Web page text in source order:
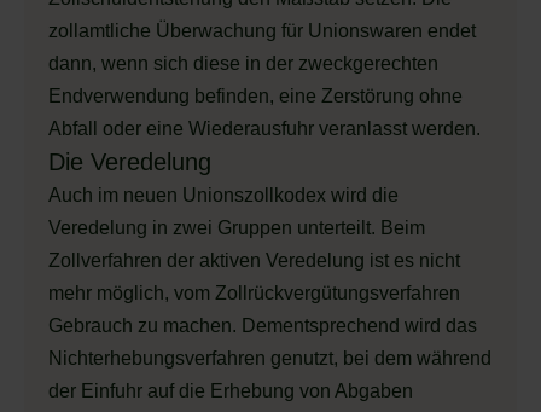
zollamtliche Überwachung für Unionswaren endet
dann, wenn sich diese in der zweckgerechten
Endverwendung befinden, eine Zerstörung ohne
Abfall oder eine Wiederausfuhr veranlasst werden.
Die Veredelung
Auch im neuen Unionszollkodex wird die
Veredelung in zwei Gruppen unterteilt. Beim
Zollverfahren der aktiven Veredelung ist es nicht
mehr möglich, vom Zollrückvergütungsverfahren
Gebrauch zu machen. Dementsprechend wird das
Nichterhebungsverfahren genutzt, bei dem während
der Einfuhr auf die Erhebung von Abgaben